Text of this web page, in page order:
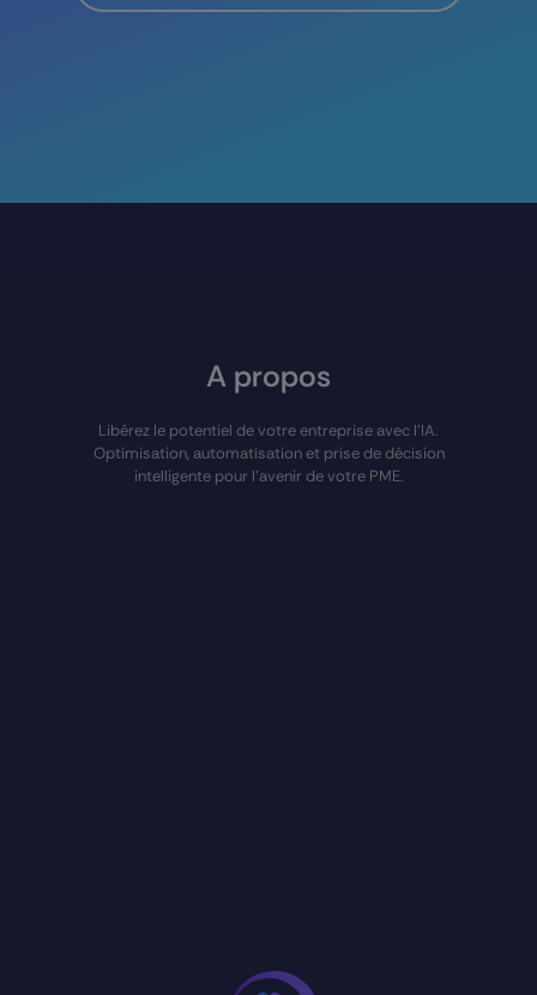
A propos
Libérez le potentiel de votre entreprise avec l’IA.
Optimisation, automatisation et prise de décision
intelligente pour l'avenir de votre PME.